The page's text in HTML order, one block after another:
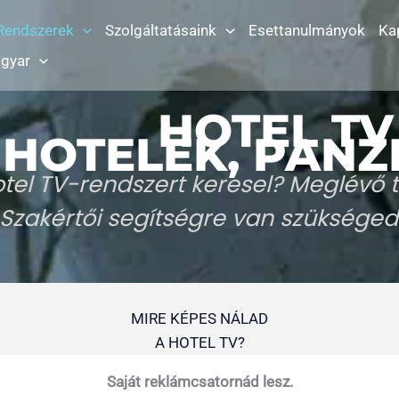
Szolgáltatásaink Esettanulmányok
HOTEL
HOTELEK,
TV-rendszert keresel? Meglévő
segítségre van
MIRE KÉPES NÁLAD
A HOTEL TV?
Saját reklámcsatornád lesz.